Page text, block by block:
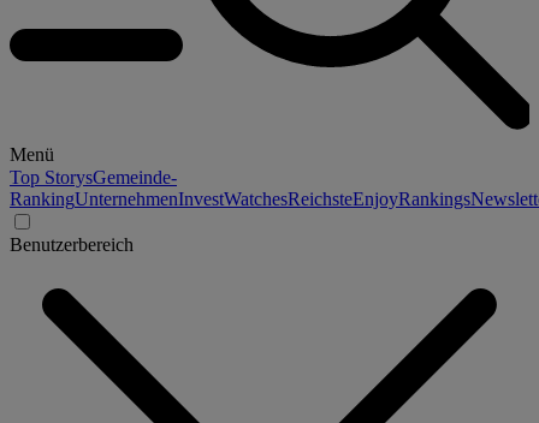
Menü
Top StorysGemeinde-
RankingUnternehmenInvestWatchesReichsteEnjoyRankings
Benutzerbereich